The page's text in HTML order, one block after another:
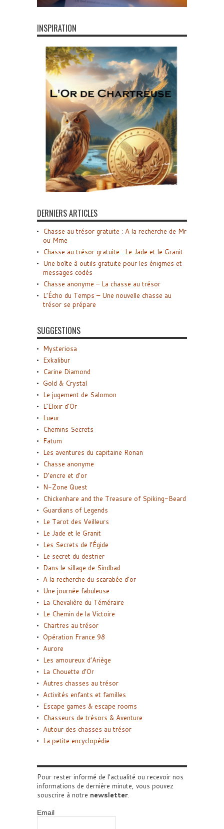
INSPIRATION
DERNIERS ARTICLES
Chasse au trésor gratuite : A la recherche de Mr
ou Mme
Chasse au trésor gratuite : Le Jade et le Granit
Une boîte à outils gratuite pour les énigmes et
messages codés
Chasse anonyme – La chasse au trésor
L’Écho du Temps – Une nouvelle chasse au
trésor se prépare
SUGGESTIONS
Mysteriosa
Exkalibur
Carine Diamond
Gold & Crystal
Le jugement de Salomon
L’Elixir d’Or
Lueur
Chemins Secrets
Fatum
Les aventures du capitaine Ronan
Chasse anonyme
D’encre et d’or
N-Zone Quest
Chickenhare and the Treasure of Spiking-Beard
Guardians of Legends
Le Tarot des Veilleurs
Le Jade et le Granit
Les Secrets de l’Égide
Le secret du destrier
Dans le sillage de Sindbad
A la recherche du scarabée d’or
Une journée fabuleuse
La Chevalière du Téméraire
Le Chemin de la Victoire
Chartres au trésor
Opération France 98
Aurore
Les amoureux d’Ariège
La Chouette d’Or
Autres chasses au trésor
Activités enfants et familles
Escape games & escape rooms
Chasseurs de trésors & Aventure
Autour des chasses au trésor
La petite encyclopédie
Pour rester informé de l'actualité ou recevoir nos
informations de dernière minute, vous pouvez
souscrire à notre newsletter.
Email